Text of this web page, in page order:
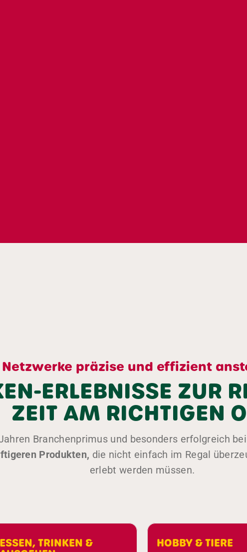
Netzwerke präzise und effizient
ERLEBNISSE ZUR
ZEIT AM RICHTIGEN
Branchenprimus und besonders erfolgreich
Produkten, die nicht einfach im Regal
erlebt werden müssen.
& HOBBY & TIERE